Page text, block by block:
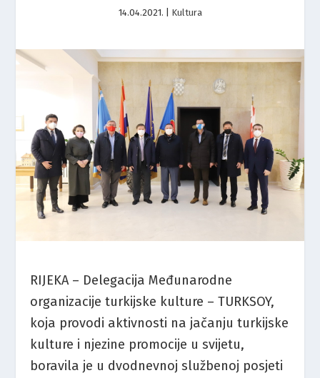
14.04.2021. Kultura
RIJEKA – Delegacija Međunarodne
organizacije turkijske kulture – TURKSOY,
koja provodi aktivnosti na jačanju turkijske
kulture i njezine promocije u svijetu,
boravila je u dvodnevnoj službenoj posjeti